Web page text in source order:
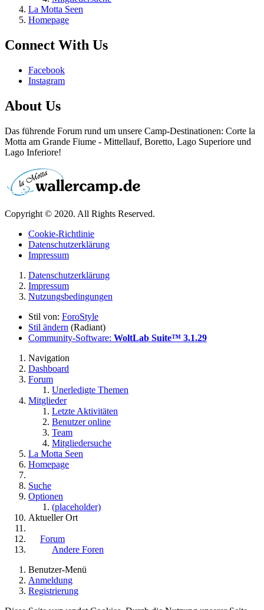
La Motta Seen
Homepage
Connect With Us
Facebook
Instagram
About Us
Das führende Forum rund um unsere Camp-Destinationen: Corte la
Motta am Grande Fiume - Mittellauf, Boretto, Lago Superiore und
Lago Inferiore!
Copyright © 2020. All Rights Reserved.
Cookie-Richtlinie
Datenschutzerklärung
Impressum
Datenschutzerklärung
Impressum
Nutzungsbedingungen
Stil von: ForoStyle
Stil ändern (Radiant)
Community-Software: WoltLab Suite™ 3.1.29
Navigation
Dashboard
Forum
Unerledigte Themen
Mitglieder
Letzte Aktivitäten
Benutzer online
Team
Mitgliedersuche
La Motta Seen
Homepage
Suche
Optionen
(placeholder)
Aktueller Ort
Forum
Andere Foren
Benutzer-Menü
Anmeldung
Registrierung